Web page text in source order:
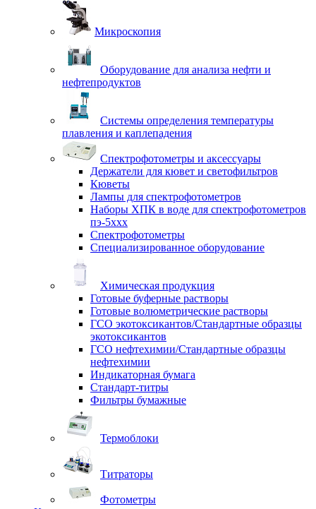
Микроскопия
Оборудование для анализа нефти и
нефтепродуктов
Системы определения температуры
плавления и каплепадения
Спектрофотометры и аксессуары
Держатели для кювет и светофильтров
Кюветы
Лампы для спектрофотометров
Наборы ХПК в воде для спектрофотометров
пэ-5ххх
Спектрофотометры
Специализированное оборудование
Химическая продукция
Готовые буферные растворы
Готовые волюметрические растворы
ГСО экотоксикантов/Стандартные образцы
экотоксикантов
ГСО нефтехимии/Стандартные образцы
нефтехимии
Индикаторная бумага
Стандарт-титры
Фильтры бумажные
Термоблоки
Титраторы
Фотометры